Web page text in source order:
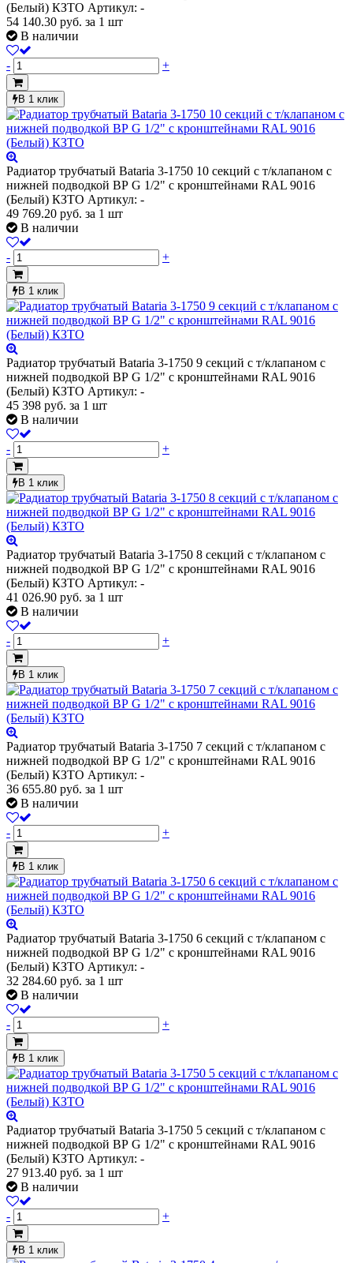
(Белый) КЗТО Артикул: -
54 140.30 руб. за 1 шт
В наличии
- +
В 1 клик
Радиатор трубчатый Bataria 3-1750 10 секций с т/клапаном с
нижней подводкой ВР G 1/2" с кронштейнами RAL 9016
(Белый) КЗТО Артикул: -
49 769.20 руб. за 1 шт
В наличии
- +
В 1 клик
Радиатор трубчатый Bataria 3-1750 9 секций с т/клапаном с
нижней подводкой ВР G 1/2" с кронштейнами RAL 9016
(Белый) КЗТО Артикул: -
45 398 руб. за 1 шт
В наличии
- +
В 1 клик
Радиатор трубчатый Bataria 3-1750 8 секций с т/клапаном с
нижней подводкой ВР G 1/2" с кронштейнами RAL 9016
(Белый) КЗТО Артикул: -
41 026.90 руб. за 1 шт
В наличии
- +
В 1 клик
Радиатор трубчатый Bataria 3-1750 7 секций с т/клапаном с
нижней подводкой ВР G 1/2" с кронштейнами RAL 9016
(Белый) КЗТО Артикул: -
36 655.80 руб. за 1 шт
В наличии
- +
В 1 клик
Радиатор трубчатый Bataria 3-1750 6 секций с т/клапаном с
нижней подводкой ВР G 1/2" с кронштейнами RAL 9016
(Белый) КЗТО Артикул: -
32 284.60 руб. за 1 шт
В наличии
- +
В 1 клик
Радиатор трубчатый Bataria 3-1750 5 секций с т/клапаном с
нижней подводкой ВР G 1/2" с кронштейнами RAL 9016
(Белый) КЗТО Артикул: -
27 913.40 руб. за 1 шт
В наличии
- +
В 1 клик